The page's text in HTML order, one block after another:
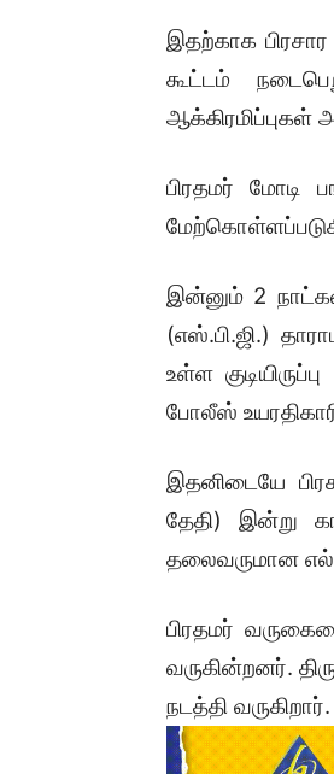
இதற்காக
கூட்டம்
ஆக்கிரமிப்புகள்
பிரதமர் மோடி
இன்னும் 2
(எஸ்.பி.ஜி.)
உள்ள
போலீஸ்
இதனிடையே
தேதி) இன்று
தலைவருமான எல்.
பிரதமர்
வருகின்றனர்.
நடத்தி வருகிறார்.